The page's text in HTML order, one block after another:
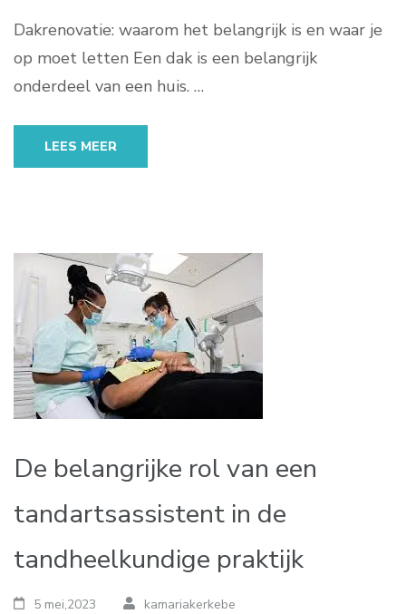
Dakrenovatie: waarom het belangrijk is en waar je
op moet letten Een dak is een belangrijk
onderdeel van een huis. …
LEES MEER
De belangrijke rol van een
tandartsassistent in de
tandheelkundige praktijk
5 mei,2023
kamariakerkebe